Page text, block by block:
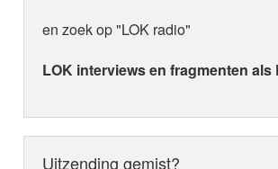
en zoek op "LOK radio"
LOK interviews en fragmenten als
Uitzending gemist?